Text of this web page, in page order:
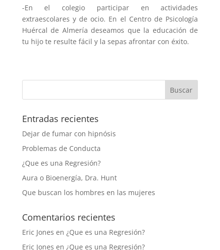
-En el colegio participar en actividades
extraescolares y de ocio. En el Centro de Psicología
Huércal de Almería deseamos que la educación de
tu hijo te resulte fácil y la sepas afrontar con éxito.
Entradas recientes
Dejar de fumar con hipnósis
Problemas de Conducta
¿Que es una Regresión?
Aura o Bioenergía, Dra. Hunt
Que buscan los hombres en las mujeres
Comentarios recientes
Eric Jones en ¿Que es una Regresión?
Eric Jones en ¿Que es una Regresión?